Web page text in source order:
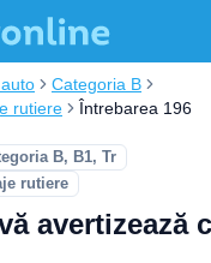
Categoria B
rutiere
Întrebarea 196
B, B1, Tr
rutiere
avertizează